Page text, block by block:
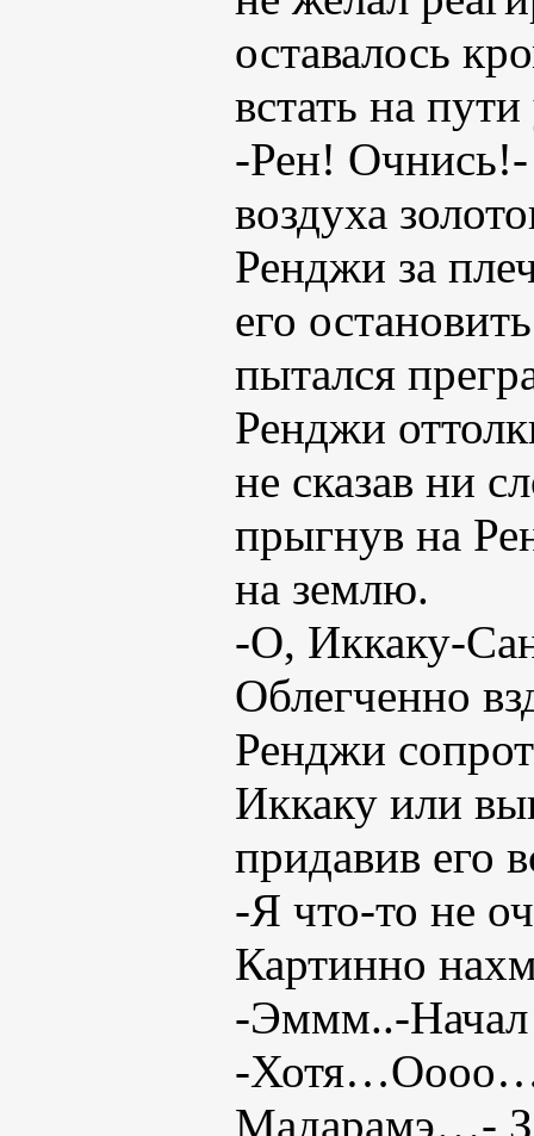
оставалось
встать на
-Рен! Очнись!-
воздуха
Ренджи за
его
пытался
Ренджи
не сказав ни
прыгнув на
на землю.
-О, Иккаку-
Облегченно
Ренджи
Иккаку или
придавив его
-Я что-то не
Картинно
-Эммм..-
-Хотя…Оооо…-
Мадарамэ…-